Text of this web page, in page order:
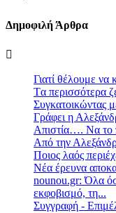
Δημοφιλή Άρθρα
Γιατί θέλουμε να
Tα περισσότερα
Συγκατοικώντας
Γράφει η
Απιστία…. Να το
Από την
Ποιος λαός
Νέα έρευνα
nounou.gr: Όλα
εκφοβισμό, τη...
Συγγραφή -